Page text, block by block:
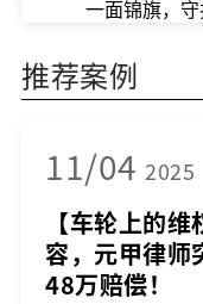
一面锦旗，守
推荐案例
11/04 2025
【车轮上的
容，元甲律师
48万赔偿！